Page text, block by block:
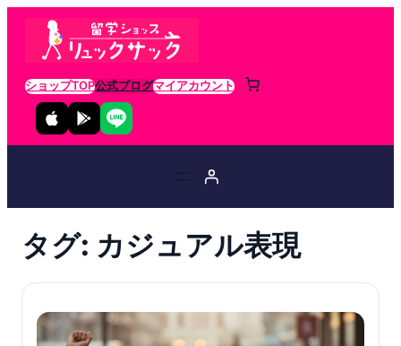
ショップTOP公式ブログマイアカウント
タグ: カジュアル表現